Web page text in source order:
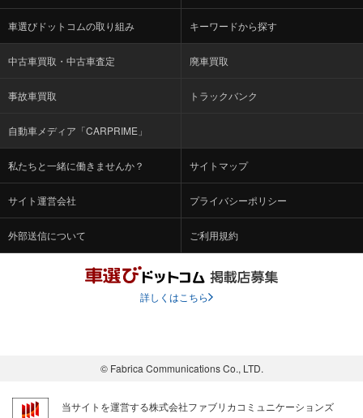
車選びドットコムの取り組み キーワードから探す
中古車買取・中古車査定 廃車買取
事故車買取 トラックバンク
自動車メディア「CARPRIME」
私たちと一緒に働きませんか？ サイトマップ
サイト運営会社 プライバシーポリシー
外部送信について ご利用規約
詳しくはこちら
© Fabrica Communications Co., LTD.
当サイトを運営する株式会社ファブリカコミュニケーションズ